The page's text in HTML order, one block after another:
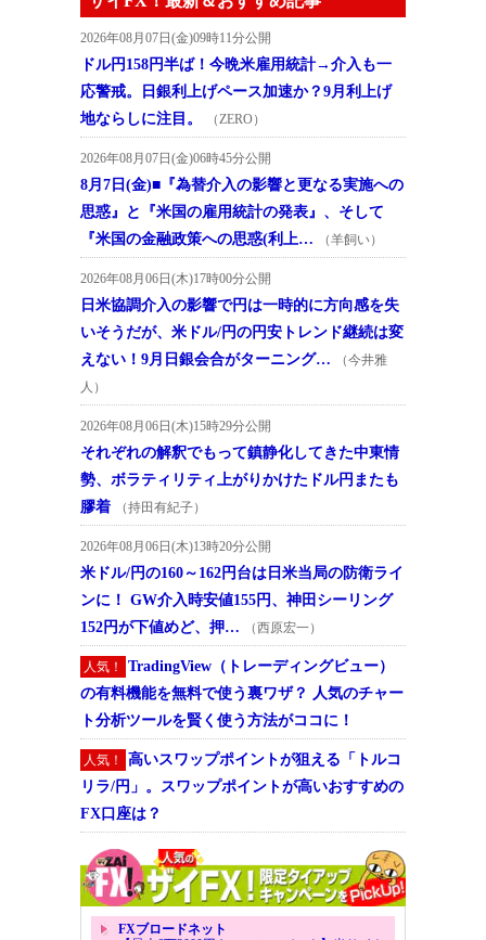
2026年08月07日(金)09時11分公開
ドル円158円半ば！今晩米雇用統計→介入も一
応警戒。日銀利上げペース加速か？9月利上げ
地ならしに注目。
（ZERO）
2026年08月07日(金)06時45分公開
8月7日(金)■『為替介入の影響と更なる実施への
思惑』と『米国の雇用統計の発表』、そして
『米国の金融政策への思惑(利上…
（羊飼い）
2026年08月06日(木)17時00分公開
日米協調介入の影響で円は一時的に方向感を失
いそうだが、米ドル/円の円安トレンド継続は変
えない！9月日銀会合がターニング…
（今井雅
人）
2026年08月06日(木)15時29分公開
それぞれの解釈でもって鎮静化してきた中東情
勢、ボラティリティ上がりかけたドル円またも
膠着
（持田有紀子）
2026年08月06日(木)13時20分公開
米ドル/円の160～162円台は日米当局の防衛ライ
ンに！ GW介入時安値155円、神田シーリング
152円が下値めど、押…
（西原宏一）
人気！
TradingView（トレーディングビュー）
の有料機能を無料で使う裏ワザ？ 人気のチャー
ト分析ツールを賢く使う方法がココに！
人気！
高いスワップポイントが狙える「トルコ
リラ/円」。スワップポイントが高いおすすめの
FX口座は？
FXブロードネット